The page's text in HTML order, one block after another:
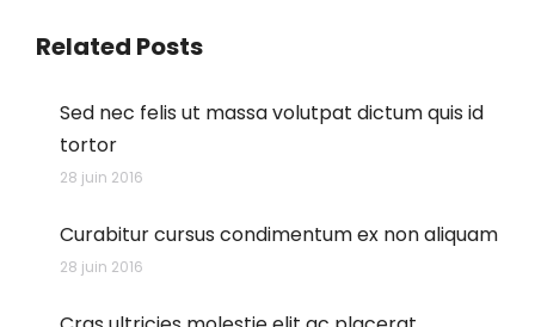
Related Posts
Sed nec felis ut massa volutpat dictum quis id
tortor
28 juin 2016
Curabitur cursus condimentum ex non aliquam
28 juin 2016